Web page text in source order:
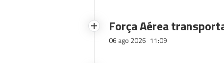
Força Aérea
06 ago 2026 11:09